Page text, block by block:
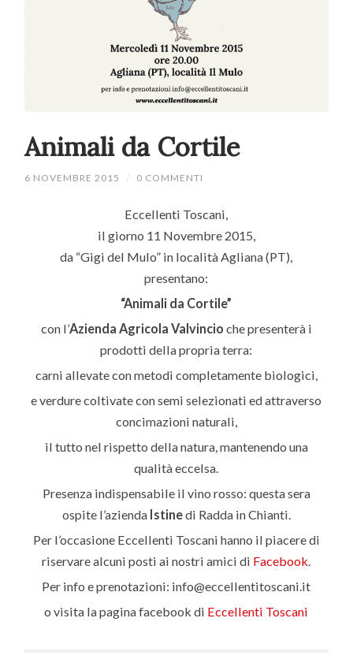
Animali da Cortile
6 NOVEMBRE 2015 / 0 COMMENTI
Eccellenti Toscani,
il giorno 11 Novembre 2015,
da “Gigi del Mulo” in località Agliana (PT),
presentano:
“Animali da Cortile”
con l’Azienda Agricola Valvincio che presenterà i
prodotti della propria terra:
carni allevate con metodi completamente biologici,
e verdure coltivate con semi selezionati ed attraverso
concimazioni naturali,
il tutto nel rispetto della natura, mantenendo una
qualità eccelsa.
Presenza indispensabile il vino rosso: questa sera
ospite l’azienda Istinedi Radda in Chianti.
Per l’occasione Eccellenti Toscani hanno il piacere di
riservare alcuni posti ai nostri amici di Facebook.
Per info e prenotazioni: info@eccellentitoscani.it
o visita la pagina facebook di Eccellenti Toscani